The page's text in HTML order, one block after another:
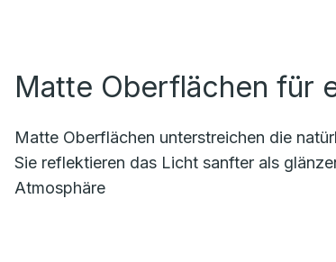
Matte Oberflächen für
Matte Oberflächen unterstreichen die
Sie reflektieren das Licht sanfter als
Atmosphäre